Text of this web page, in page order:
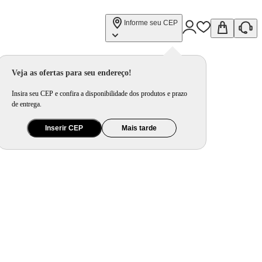
Informe seu CEP
Veja as ofertas para seu endereço!
Insira seu CEP e confira a disponibilidade dos produtos e prazo
de entrega.
Inserir CEP Mais tarde